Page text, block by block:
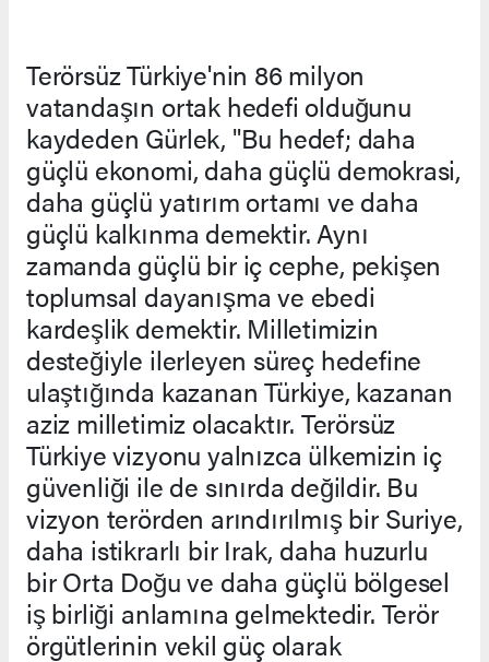
Terörsüz Türkiye'nin 86 milyon
vatandaşın ortak hedefi olduğunu
kaydeden Gürlek, "Bu hedef; daha
güçlü ekonomi, daha güçlü demokrasi,
daha güçlü yatırım ortamı ve daha
güçlü kalkınma demektir. Aynı
zamanda güçlü bir iç cephe, pekişen
toplumsal dayanışma ve ebedi
kardeşlik demektir. Milletimizin
desteğiyle ilerleyen süreç hedefine
ulaştığında kazanan Türkiye, kazanan
aziz milletimiz olacaktır. Terörsüz
Türkiye vizyonu yalnızca ülkemizin iç
güvenliği ile de sınırda değildir. Bu
vizyon terörden arındırılmış bir Suriye,
daha istikrarlı bir Irak, daha huzurlu
bir Orta Doğu ve daha güçlü bölgesel
iş birliği anlamına gelmektedir. Terör
örgütlerinin vekil güç olarak